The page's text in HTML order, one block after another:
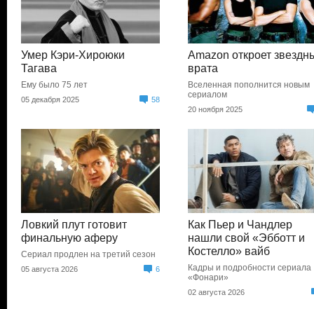
Умер Кэри-Хироюки
Тагава
Ему было 75 лет
05 декабря 2025 58
Amazon откроет
врата
Вселенная пополнится новым
сериалом
20 ноября 2025
Ловкий плут готовит
финальную аферу
Сериал продлен на третий сезон
05 августа 2026 6
Как Пьер и Чандлер
нашли свой «Эбботт и
Костелло» вайб
Кадры и подробности сериала
«Фонари»
02 августа 2026